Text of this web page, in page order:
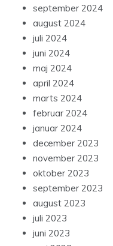
september 2024
august 2024
juli 2024
juni 2024
maj 2024
april 2024
marts 2024
februar 2024
januar 2024
december 2023
november 2023
oktober 2023
september 2023
august 2023
juli 2023
juni 2023